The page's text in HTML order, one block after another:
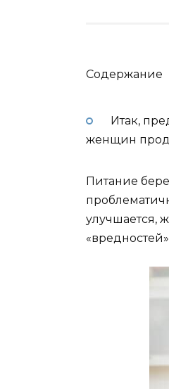
Содержание
Итак,
женщин
Питание
улучшается,